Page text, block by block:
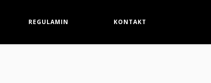
REGULAMIN KONTAKT